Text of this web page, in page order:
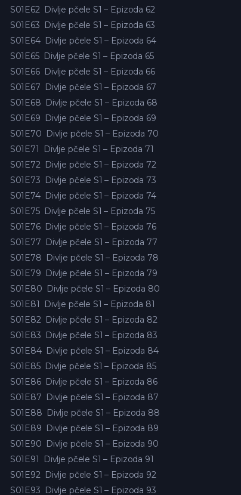
S01E62 Divlje pčele S1 – Epizoda 62
S01E63 Divlje pčele S1 – Epizoda 63
S01E64 Divlje pčele S1 – Epizoda 64
S01E65 Divlje pčele S1 – Epizoda 65
S01E66 Divlje pčele S1 – Epizoda 66
S01E67 Divlje pčele S1 – Epizoda 67
S01E68 Divlje pčele S1 – Epizoda 68
S01E69 Divlje pčele S1 – Epizoda 69
S01E70 Divlje pčele S1 – Epizoda 70
S01E71
Divlje pčele S1 – Epizoda 71
S01E72 Divlje pčele S1 – Epizoda 72
S01E73 Divlje pčele S1 – Epizoda 73
S01E74 Divlje pčele S1 – Epizoda 74
S01E75 Divlje pčele S1 – Epizoda 75
S01E76 Divlje pčele S1 – Epizoda 76
S01E77 Divlje pčele S1 – Epizoda 77
S01E78 Divlje pčele S1 – Epizoda 78
S01E79 Divlje pčele S1 – Epizoda 79
S01E80 Divlje pčele S1 – Epizoda 80
S01E81
Divlje pčele S1 – Epizoda 81
S01E82 Divlje pčele S1 – Epizoda 82
S01E83 Divlje pčele S1 – Epizoda 83
S01E84 Divlje pčele S1 – Epizoda 84
S01E85 Divlje pčele S1 – Epizoda 85
S01E86 Divlje pčele S1 – Epizoda 86
S01E87 Divlje pčele S1 – Epizoda 87
S01E88 Divlje pčele S1 – Epizoda 88
S01E89 Divlje pčele S1 – Epizoda 89
S01E90 Divlje pčele S1 – Epizoda 90
S01E91
Divlje pčele S1 – Epizoda 91
S01E92 Divlje pčele S1 – Epizoda 92
S01E93 Divlje pčele S1 – Epizoda 93